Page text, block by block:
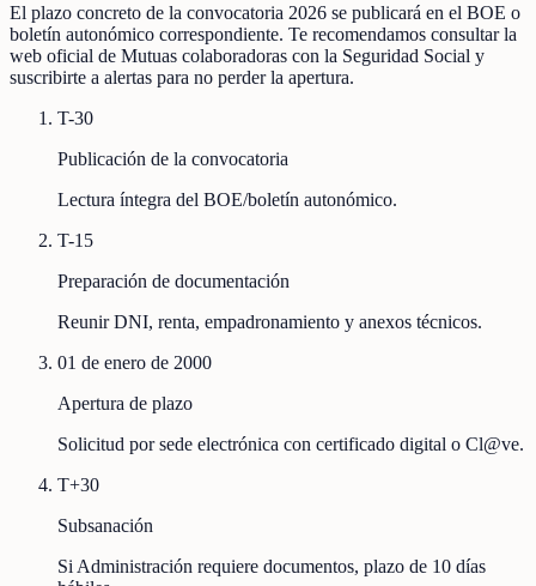
El plazo concreto de la convocatoria 2026 se publicará en el BOE o
boletín autonómico correspondiente. Te recomendamos consultar la
web oficial de Mutuas colaboradoras con la Seguridad Social y
suscribirte a alertas para no perder la apertura.
T-30
Publicación de la convocatoria
Lectura íntegra del BOE/boletín autonómico.
T-15
Preparación de documentación
Reunir DNI, renta, empadronamiento y anexos técnicos.
01 de enero de 2000
Apertura de plazo
Solicitud por sede electrónica con certificado digital o Cl@ve.
T+30
Subsanación
Si Administración requiere documentos, plazo de 10 días